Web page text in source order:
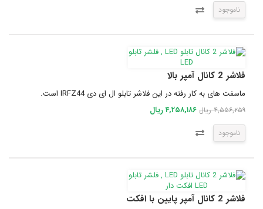
ناموجود
فلاشر 2 کانال آمپر بالا
ماسفت های به کار رفته در این فلاشر تابلو ال ای دی IRFZ44 است.
۴,۵۵۶,۲۵۹ ریال ۴,۲۵۸,۱۸۶ ریال
ناموجود
فلاشر 2 کانال آمپر پایین با افکت